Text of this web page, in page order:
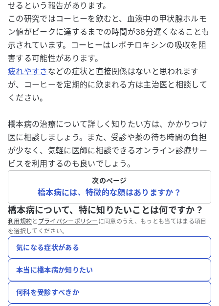
せるという報告があります。
この研究ではコーヒーを飲むと、血液中の甲状腺ホルモ
ン値がピークに達するまでの時間が38分遅くなることも
示されています。コーヒーはレボチロキシンの吸収を阻
害する可能性があります。
疲れやすさ などの症状と直接関係はないと思われます
が、コーヒーを定期的に飲まれる方は主治医と相談して
ください。
橋本病の治療について詳しく知りたい方は、かかりつけ
医に相談しましょう。また、受診や薬の待ち時間の負担
が少なく、気軽に医師に相談できるオンライン診療サー
ビスを利用するのも良いでしょう。
次のページ
橋本病には、特徴的な顔はありますか？
橋本病について、特に知りたいことは何ですか？
利用規約と プライバシーポリシー に同意のうえ、もっとも当てはまる項目
を選択してください。
気になる症状がある
本当に橋本病か知りたい
何科を受診すべきか